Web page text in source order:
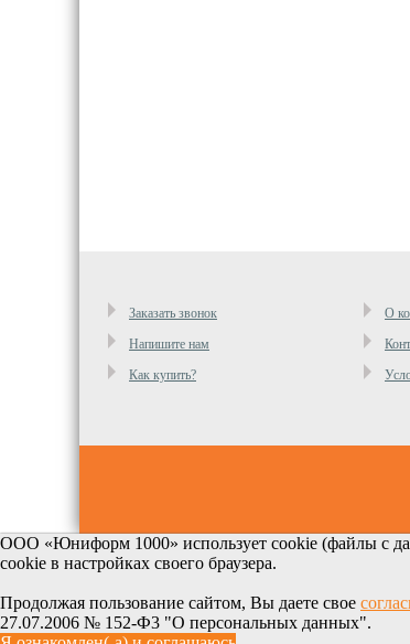
Заказать звонок О
Напишите нам
Как купить?
ООО «Юниформ 1000» использует cookie (файлы с
cookie в настройках своего браузера.
Продолжая пользование сайтом, Вы даете свое
27.07.2006 № 152-Ф3 "О персональных данных".